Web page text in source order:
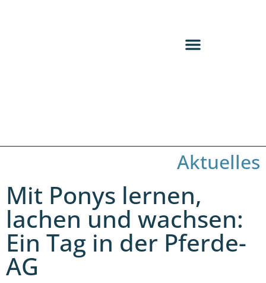
Aktuelles
Mit Ponys lernen,
lachen und wachsen:
Ein Tag in der Pferde-
AG